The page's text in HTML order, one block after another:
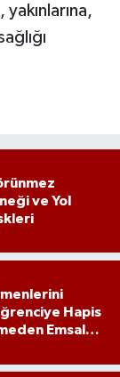
ve Yol
Hapis
Emsal